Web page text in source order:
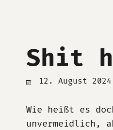
Shit
12. August 2024
Wie heißt es
unvermeidlich,